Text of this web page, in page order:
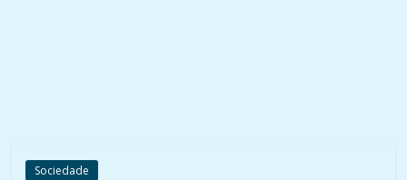
Sociedade